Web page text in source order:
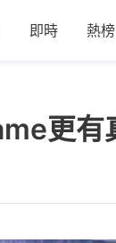
即時 熱榜
更